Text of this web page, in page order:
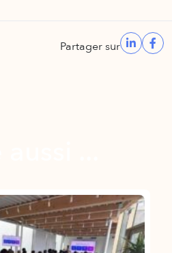
Partager sur